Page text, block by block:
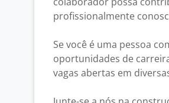
profissionalmente
Se você é uma pessoa
oportunidades de
vagas abertas em